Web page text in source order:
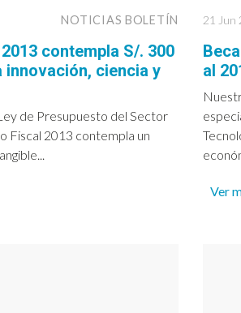
NOTICIAS BOLETÍN
contempla S/. 300
innovación, ciencia y
de Presupuesto del Sector
Fiscal 2013 contempla un
21 Jun
al
Ver